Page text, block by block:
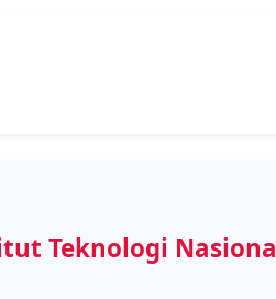
Teknologi